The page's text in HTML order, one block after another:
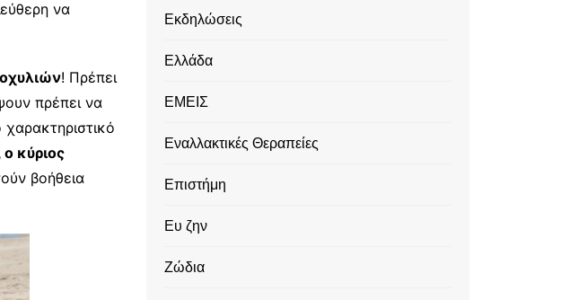
να
! Πρέπει
πρέπει να
κύριος
βοήθεια
Εκδηλώσεις
Ελλάδα
ΕΜΕΙΣ
Εναλλακτικές Θεραπείες
Επιστήμη
Ευ ζην
Ζώδια